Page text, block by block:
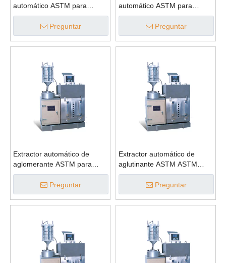
automático ASTM para
mezcla bituminosa
Preguntar
automático ASTM para
contenido de betún
Preguntar
Extractor automático de
aglomerante ASTM para
aparatos de extracción
Preguntar
Extractor automático de
aglutinante ASTM ASTM
para contenido de betún
Preguntar